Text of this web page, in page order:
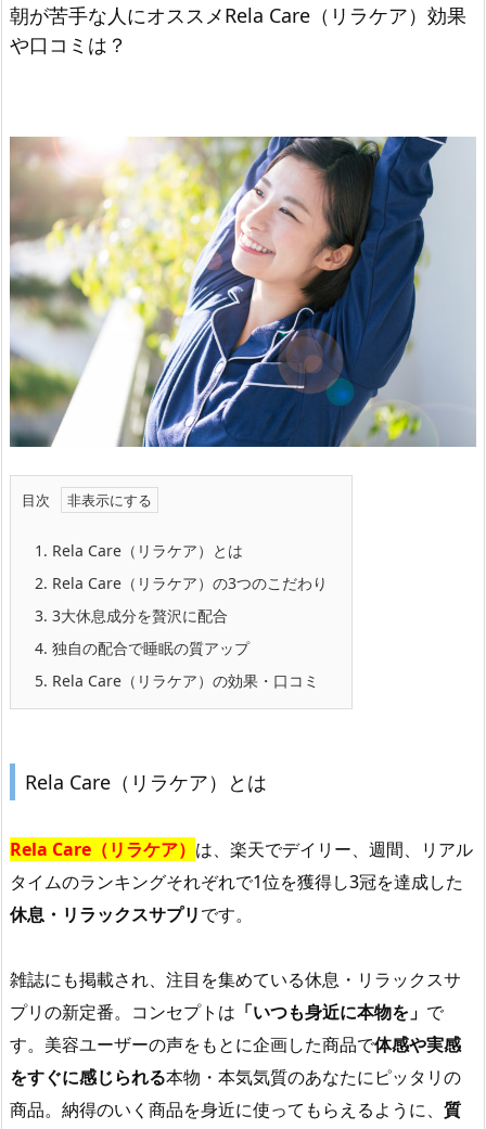
朝が苦手な人にオススメRela Care（リラケア）効果
や口コミは？
目次
1. Rela Care（リラケア）とは
2. Rela Care（リラケア）の3つのこだわり
3. 3大休息成分を贅沢に配合
4. 独自の配合で睡眠の質アップ
5. Rela Care（リラケア）の効果・口コミ
Rela Care（リラケア）とは
Rela Care（リラケア） は、楽天でデイリー、週間、リアル
タイムのランキングそれぞれで1位を獲得し3冠を達成した
休息・リラックスサプリです。
雑誌にも掲載され、注目を集めている休息・リラックスサ
プリの新定番。コンセプトは 「いつも身近に本物を」 で
す。美容ユーザーの声をもとに企画した商品で体感や実感
をすぐに感じられる本物・本気気質のあなたにピッタリの
商品。納得のいく商品を身近に使ってもらえるように、 質